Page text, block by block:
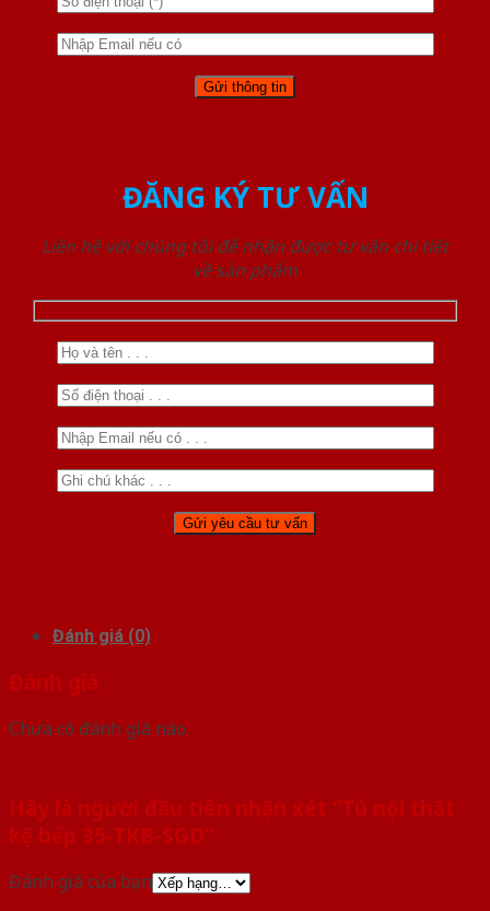
ĐĂNG KÝ TƯ VẤN
Liên hệ với chúng tôi để nhận được tư vấn chi tiết
về sản phẩm
Đánh giá (0)
Đánh giá
Chưa có đánh giá nào.
Hãy là người đầu tiên nhận xét “Tủ nội thất
kệ bếp 35-TKB-SGD”
Đánh giá của bạn